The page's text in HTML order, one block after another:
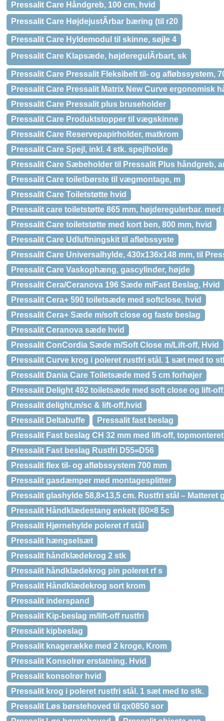
Pressalit Care Håndgreb, 100 cm, hvid
Pressalit Care HøjdejustÃrbar bæring (til r20
Pressalit Care Hyldemodul til skinne, søjle 4
Pressalit Care Klapsæde, højderegulÃrbart, sk
Pressalit Care Pressalit Fleksibelt til- og afløbssystem,
Pressalit Care Pressalit Matrix New Curve ergonomisk
Pressalit Care Pressalit plus bruseholder
Pressalit Care Produktstopper til vægskinne
Pressalit Care Reservepapirholder, matkrom
Pressalit Care Spejl, inkl. 4 stk. spejlholde
Pressalit Care Sæbeholder til Pressalit Plus håndgreb,
Pressalit Care toiletbørste til vægmontage, m
Pressalit Care Toiletstøtte hvid
Pressalit care toiletstøtte 865 mm, højderegulerbar.
Pressalit Care toiletstøtte med kort ben, 800 mm, hvid
Pressalit Care Udluftningskit til afløbssyste
Pressalit Care Universalhylde, 430x136x148 mm, til
Pressalit Care Vaskophæng, gascylinder, højde
Pressalit Cera/Ceranova 196 Sæde m/Fast Beslag, Hvid
Pressalit Cera+ 590 toiletsæde med softclose, hvid
Pressalit Cera+ Sæde m/soft close og faste beslag
Pressalit Ceranova sæde hvid
Pressalit ConCordia Sæde m/Soft Close m/Lift-off, Hvid
Pressalit Curve krog i poleret rustfri stål. 1 sæt med to
Pressalit Dania Care Toiletsæde med 5 cm forhøjer
Pressalit Delight 492 toiletsæde med soft close og lift-
Pressalit delight,m/sc & lift-off,hvid
Pressalit Deltabuffe
Pressalit fast beslag
Pressalit Fast beslag CH 32 mm med lift-off,
Pressalit Fast beslag Rustfri D55=D56
Pressalit flex til- og afløbssystem 700 mm
Pressalit gasdæmper med montagesplitter
Pressalit glashylde 58,8×13,5 cm. Rustfri stål – Matteret
Pressalit Håndklædestang enkelt (60×8 5c
Pressalit Hjørnehylde poleret rf stål
Pressalit hængselsæt
Pressalit håndklædekrog 2 stk
Pressalit håndklædekrog pin poleret rf s
Pressalit Håndklædekrog sort krom
Pressalit inderspand
Pressalit Kip-beslag m/lift-off rustfri
Pressalit kipbeslag
Pressalit knagerække med 2 kroge, Krom
Pressalit Konsolrør erstatning. Hvid
Pressalit konsolrør hvid
Pressalit krog i poleret rustfri stål. 1 sæt med to stk.
Pressalit Løs børstehoved til qx0850 sor